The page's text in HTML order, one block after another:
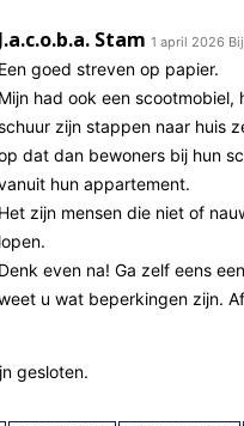
J.a.c.o.b.a. Stam 1 april 2026
Een goed streven op papier.
Mijn had ook een scootmobiel,
zijn stappen naar huis
dat dan bewoners bij hun
hun appartement.
Het zijn mensen die niet of
lopen.
Denk even na! Ga zelf eens
u wat beperkingen zijn.
gesloten.